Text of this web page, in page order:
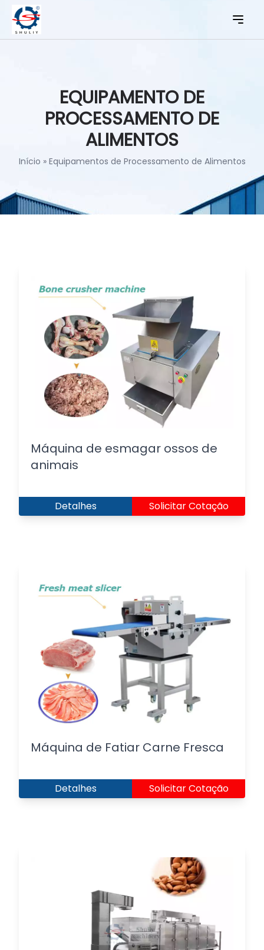
EQUIPAMENTO DE
PROCESSAMENTO DE
ALIMENTOS
Início » Equipamentos de Processamento de Alimentos
Máquina de esmagar ossos de
animais
Detalhes Solicitar Cotação
Máquina de Fatiar Carne Fresca
Detalhes Solicitar Cotação